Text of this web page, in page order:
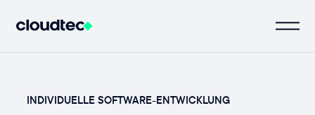
INDIVIDUELLE SOFTWARE-ENTWICKLUNG